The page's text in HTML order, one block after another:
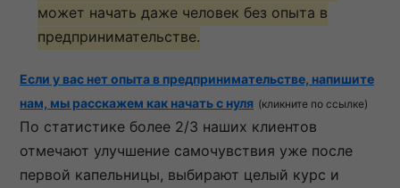
может начать даже человек без опыта в
предпринимательстве.
Если у вас нет опыта в предпринимательстве, напишите
нам, мы расскажем как начать с нуля (кликните по ссылке)
По статистике более 2/3 наших клиентов
отмечают улучшение самочувствия уже после
первой капельницы, выбирают целый курс и